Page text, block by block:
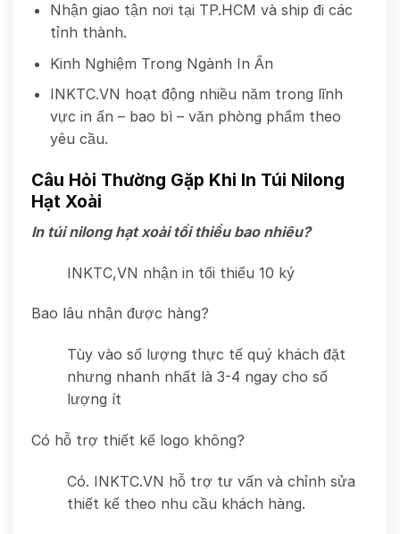
Nhận giao tận nơi tại TP.HCM và ship đi các
tỉnh thành.
Kinh Nghiệm Trong Ngành In Ấn
INKTC.VN hoạt động nhiều năm trong lĩnh
vực in ấn – bao bì – văn phòng phẩm theo
yêu cầu.
Câu Hỏi Thường Gặp Khi In Túi Nilong
Hạt Xoài
In túi nilong hạt xoài tối thiểu bao nhiêu?
INKTC,VN nhận in tối thiểu 10 ký
Bao lâu nhận được hàng?
Tùy vào số lượng thực tế quý khách đặt
nhưng nhanh nhất là 3-4 ngay cho số
lượng ít
Có hỗ trợ thiết kế logo không?
Có. INKTC.VN hỗ trợ tư vấn và chỉnh sửa
thiết kế theo nhu cầu khách hàng.